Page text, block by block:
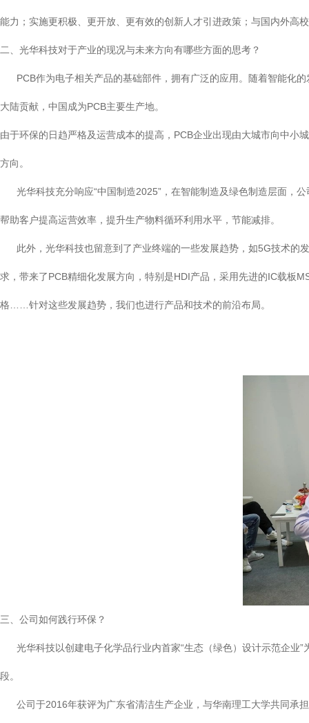
能力；实施更积极、更开放、更有效的创新人才引进政策；与国内外高
二、光华科技对于产业的现况与未来方向有哪些方面的思考？
PCB作为电子相关产品的基础部件，拥有广泛的应用。随着智能化的
大陆贡献，中国成为PCB主要生产地。
由于环保的日趋严格及运营成本的提高，PCB企业出现由大城市向中
方向。
光华科技充分响应“中国制造2025”，在智能制造及绿色制造层面，
帮助客户提高运营效率，提升生产物料循环利用水平，节能减排。
此外，光华科技也留意到了产业终端的一些发展趋势，如5G技术的
求，带来了PCB精细化发展方向，特别是HDI产品，采用先进的IC载板
格……针对这些发展趋势，我们也进行产品和技术的前沿布局。
三、公司如何践行环保？
光华科技以创建电子化学品行业内首家“生态（绿色）设计示范企业”
段。
公司于2016年获评为广东省清洁生产企业，与华南理工大学共同承